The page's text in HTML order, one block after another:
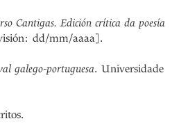
Cantigas. Edición crítica da poesía
dd/mm/aaaa].
galego-portuguesa. Universidade